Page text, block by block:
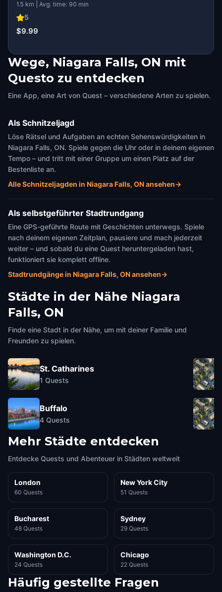
1.5 km | Avg. time: 90 min
5
$9.99
Wege, Niagara Falls, ON mit
Questo zu entdecken
Eine App, eine Art von Quest – verschiedene Arten zu spielen.
Als Schnitzeljagd
Löse Rätsel und Aufgaben an echten Sehenswürdigkeiten in
Niagara Falls, ON. Spiele gegen die Uhr oder in deinem eigenen
Tempo – und tritt mit einer Gruppe um einen Platz auf der
Bestenliste an.
Alle Schnitzeljagden in Niagara Falls, ON ansehen→
Als selbstgeführter Stadtrundgang
Eine GPS-geführte Route mit Geschichten unterwegs. Spiele
nach deinem eigenen Zeitplan, pausiere und mach jederzeit
weiter – und sobald du eine Quest heruntergeladen hast,
funktioniert sie komplett offline.
Stadtrundgänge in Niagara Falls, ON ansehen→
Städte in der Nähe Niagara
Falls, ON
Finde eine Stadt in der Nähe, um mit deiner Familie und
Freunden zu spielen.
St. Catharines
1 Quests
Buffalo
4 Quests
Mehr Städte entdecken
Entdecke Quests und Abenteuer in Städten weltweit
London
60 Quests
New York City
51 Quests
Bucharest
48 Quests
Sydney
29 Quests
Washington D.C.
24 Quests
Chicago
22 Quests
Häufig gestellte Fragen